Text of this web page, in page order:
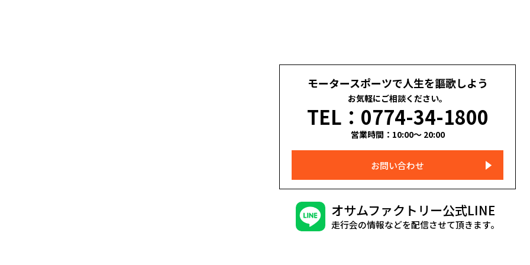
モータースポーツで人生を謳歌しよう
お気軽にご相談ください。
TEL：0774-34-1800
営業時間：10:00～ 20:00
お問い合わせ
オサムファクトリー公式LINE
走行会の情報などを配信させて頂きます。